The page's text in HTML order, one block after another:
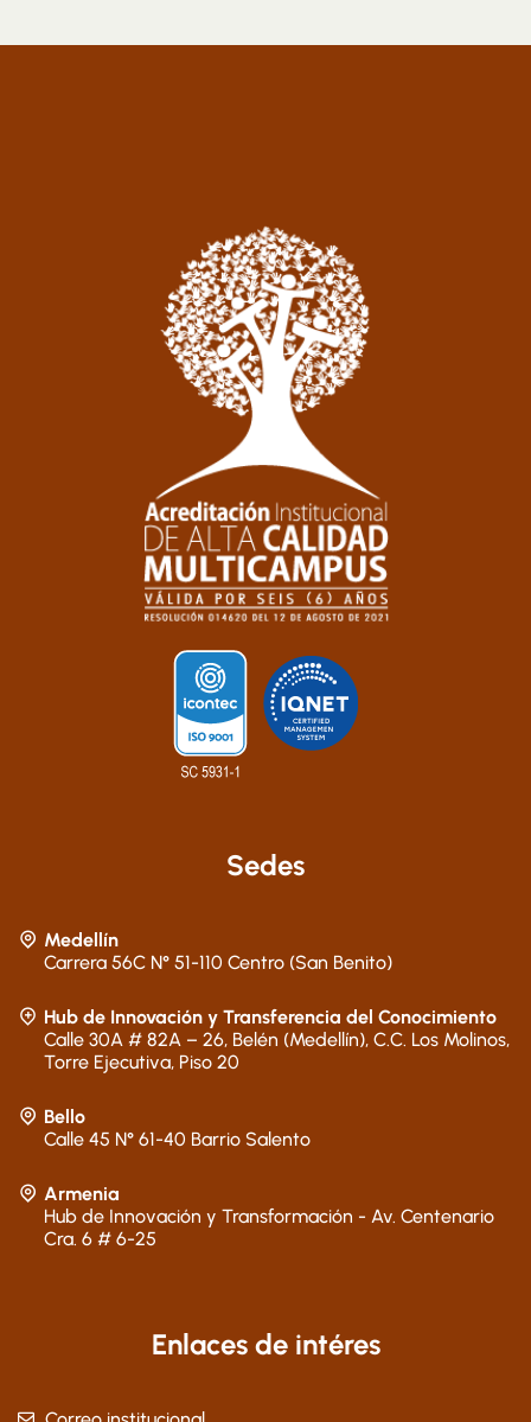
Sedes
Medellín
Carrera 56C N° 51-110 Centro (San Benito)
Hub de Innovación y Transferencia del Conocimiento
Calle 30A # 82A – 26, Belén (Medellín), C.C. Los Molinos,
Torre Ejecutiva, Piso 20
Bello
Calle 45 N° 61-40 Barrio Salento
Armenia
Hub de Innovación y Transformación - Av. Centenario
Cra. 6 # 6-25
Enlaces de intéres